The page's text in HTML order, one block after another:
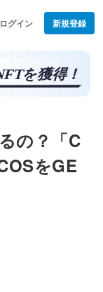
ログイン 新規登録
の？「C
をGE